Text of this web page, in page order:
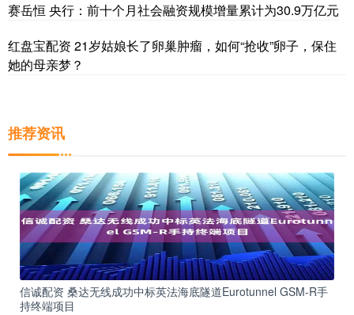
赛岳恒 央行：前十个月社会融资规模增量累计为30.9万亿元
红盘宝配资 21岁姑娘长了卵巢肿瘤，如何“抢收”卵子，保住
她的母亲梦？
推荐资讯
信诚配资 桑达无线成功中标英法海底隧道Eurotunnel GSM-R手
持终端项目